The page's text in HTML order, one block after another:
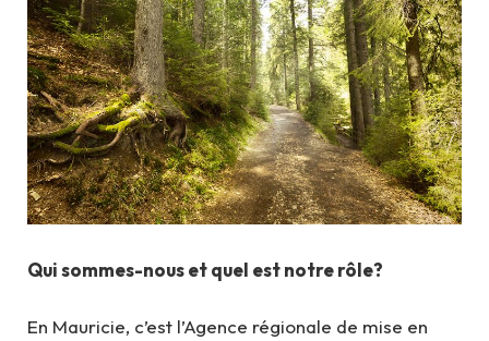
Qui sommes-nous et quel est notre rôle?
En Mauricie, c’est l’Agence régionale de mise en